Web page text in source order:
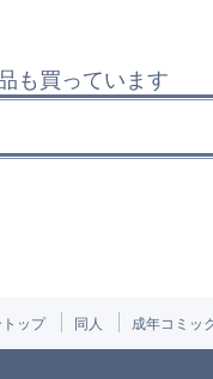
も買っています
ップ 同人 成年コミッ